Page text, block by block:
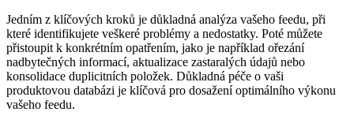
Jedním z klíčových kroků je důkladná analýza vašeho feedu, při
které identifikujete veškeré problémy a nedostatky. Poté můžete
přistoupit k konkrétním opatřením, jako je například ořezání
nadbytečných informací, aktualizace zastaralých údajů nebo
konsolidace duplicitních položek. Důkladná péče o vaši
produktovou databázi je klíčová pro dosažení optimálního výkonu
vašeho feedu.